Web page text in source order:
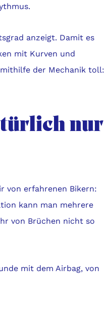
anzeigt. Damit es
mit Kurven und
der Mechanik toll:
nur
von erfahrenen Bikern:
kann man mehrere
von Brüchen nicht so
mit dem Airbag, von